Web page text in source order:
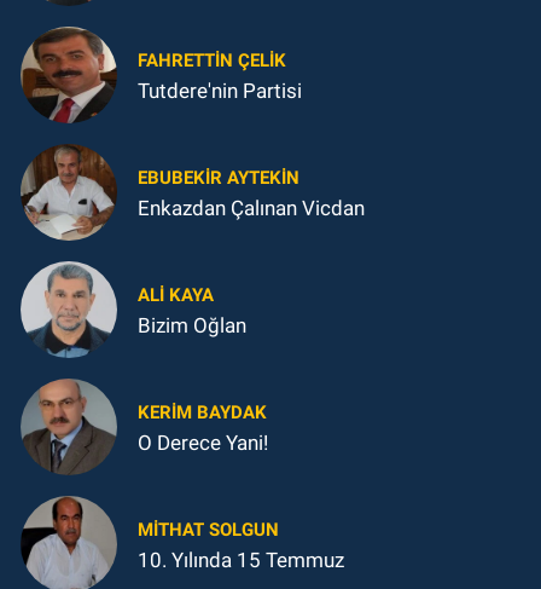
FAHRETTIN ÇELİK
Tutdere'nin Partisi
EBUBEKIR AYTEKIN
Enkazdan Çalınan Vicdan
ALI KAYA
Bizim Oğlan
KERIM BAYDAK
O Derece Yani!
MITHAT SOLGUN
10. Yılında 15 Temmuz